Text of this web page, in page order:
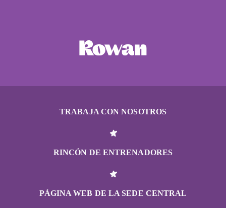
TRABAJA CON NOSOTROS
RINCÓN DE ENTRENADORES
PÁGINA WEB DE LA SEDE CENTRAL